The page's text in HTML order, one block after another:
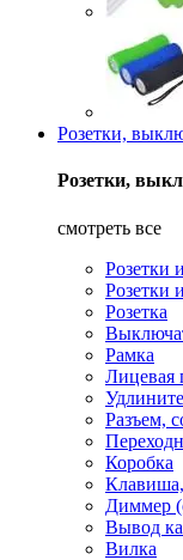
Розетки,
Розетки,
смотреть все
Розетки
Розетки
Розетка
Рамка
Лицевая
Разъем,
Коробка
Диммер
Вывод
Вилка